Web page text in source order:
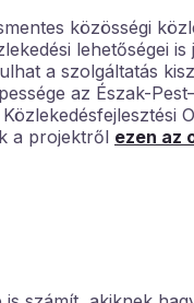
közösségi
lehetőségei
a szolgáltatás
az Észak-
a projektről ezen az